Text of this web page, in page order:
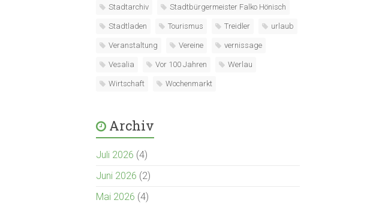
Stadtarchiv Stadtbürgermeister Falko Hönisch
Stadtladen Tourismus Treidler urlaub
Veranstaltung Vereine vernissage
Vesalia Vor 100 Jahren Werlau
Wirtschaft Wochenmarkt
Archiv
Juli 2026 (4)
Juni 2026 (2)
Mai 2026 (4)